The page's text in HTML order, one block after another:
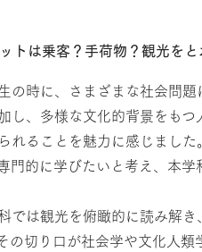
トは乗客？手荷物？観光を
の時に、さまざまな社会問
し、多様な文化的背景をも
れることを魅力に感じまし
門的に学びたいと考え、本学
では観光を俯瞰的に読み解
の切り口が社会学や文化人